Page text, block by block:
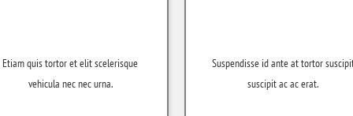
Etiam quis tortor et elit scelerisque
vehicula nec nec urna.
Suspendisse id ante at tortor
suscipit ac ac erat.